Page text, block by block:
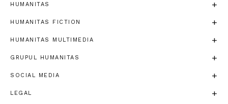
HUMANITAS
HUMANITAS FICTION
HUMANITAS MULTIMEDIA
GRUPUL HUMANITAS
SOCIAL MEDIA
LEGAL